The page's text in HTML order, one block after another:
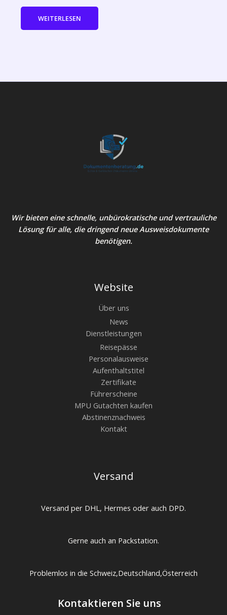
WEITERLESEN
Wir bieten eine schnelle, unbürokratische und vertrauliche
Lösung für alle, die dringend neue Ausweisdokumente
benötigen.
Website
Über uns
News
Dienstleistungen
Reisepässe
Personalausweise
Aufenthaltstitel
Zertifikate
Führerscheine
MPU Gutachten kaufen
Abstinenznachweis
Kontakt
Versand
Versand per DHL, Hermes oder auch DPD.
Gerne auch an Packstation.
Problemlos in die Schweiz,Deutschland,Österreich
Kontaktieren Sie uns